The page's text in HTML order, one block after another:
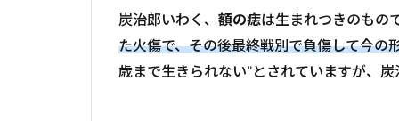
炭治郎いわく、 額の痣は生まれつきのもの
た火傷で、その後最終戦別で負傷して今の
歳まで生きられない”とされていますが、